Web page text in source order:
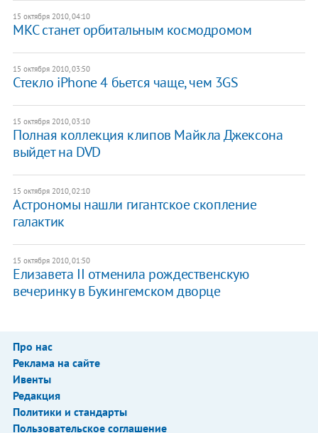
15 октября 2010, 04:10
МКС станет орбитальным космодромом
15 октября 2010, 03:50
Стекло iPhone 4 бьется чаще, чем 3GS
15 октября 2010, 03:10
Полная коллекция клипов Майкла Джексона
выйдет на DVD
15 октября 2010, 02:10
Астрономы нашли гигантское скопление
галактик
15 октября 2010, 01:50
Елизавета II отменила рождественскую
вечеринку в Букингемском дворце
Про нас
Реклама на сайте
Ивенты
Редакция
Политики и стандарты
Пользовательское соглашение